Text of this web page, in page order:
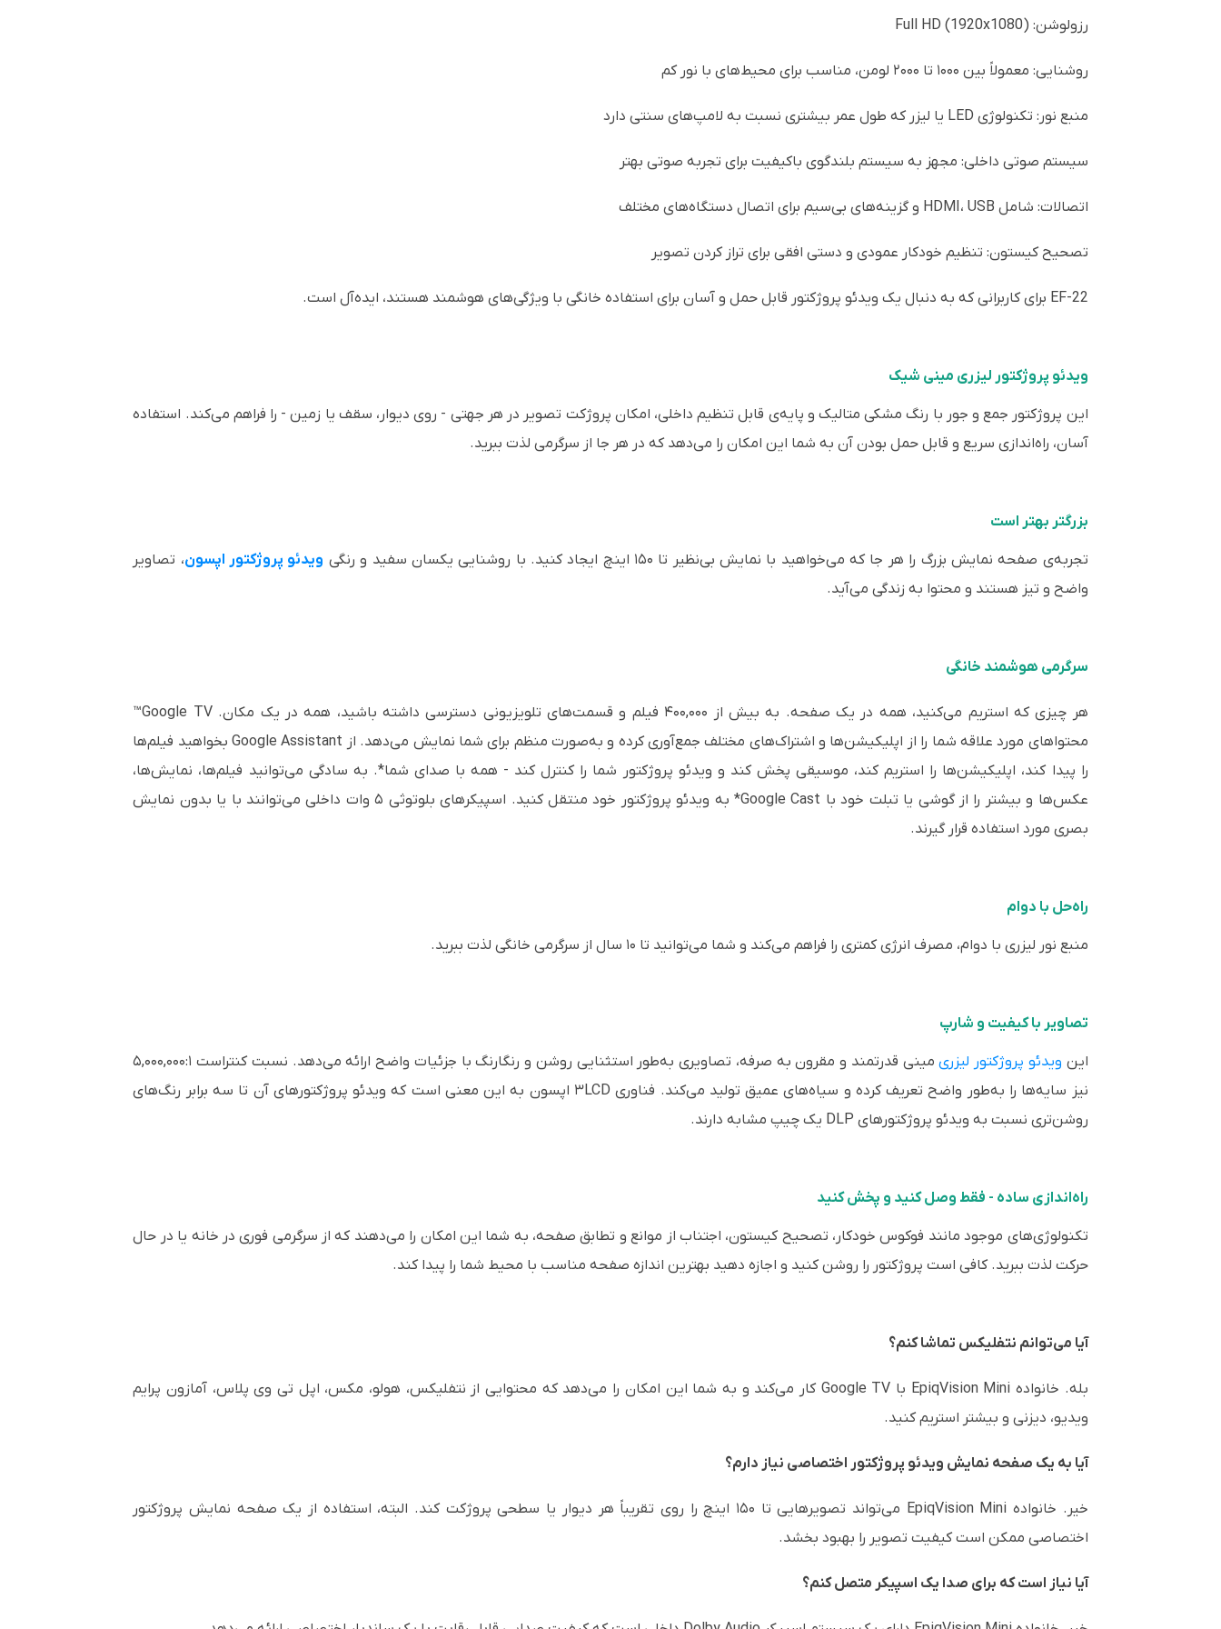
رزولوشن: Full HD (1920x1080)
روشنایی: معمولاً بین ۱۰۰۰ تا ۲۰۰۰ لومن، مناسب برای محیط‌های با نور کم
منبع نور: تکنولوژی LED یا لیزر که طول عمر بیشتری نسبت به لامپ‌های سنتی دارد
سیستم صوتی داخلی: مجهز به سیستم بلندگوی باکیفیت برای تجربه صوتی بهتر
اتصالات: شامل HDMI، USB و گزینه‌های بی‌سیم برای اتصال دستگاه‌های مختلف
تصحیح کیستون: تنظیم خودکار عمودی و دستی افقی برای تراز کردن تصویر
EF-22 برای کاربرانی که به دنبال یک ویدئو پروژکتور قابل حمل و آسان برای استفاده خانگی با ویژگی‌های هوشمند هستند، ایده‌آل است.
ویدئو پروژکتور لیزری مینی شیک
این پروژکتور جمع و جور با رنگ مشکی متالیک و پایه‌ی قابل تنظیم داخلی، امکان پروژکت تصویر در هر جهتی - روی دیوار، سقف یا زمین - را فراهم می‌کند. استفاده
آسان، راه‌اندازی سریع و قابل حمل بودن آن به شما این امکان را می‌دهد که در هر جا از سرگرمی لذت ببرید.
بزرگتر بهتر است
تجربه‌ی صفحه نمایش بزرگ را هر جا که می‌خواهید با نمایش بی‌نظیر تا ۱۵۰ اینچ ایجاد کنید. با روشنایی یکسان سفید و رنگی ویدئو پروژکتور اپسون، تصاویر
واضح و تیز هستند و محتوا به زندگی می‌آید.
سرگرمی هوشمند خانگی
هر چیزی که استریم می‌کنید، همه در یک صفحه. به بیش از ۴۰۰,۰۰۰ فیلم و قسمت‌های تلویزیونی دسترسی داشته باشید، همه در یک مکان. Google TV™
محتواهای مورد علاقه شما را از اپلیکیشن‌ها و اشتراک‌های مختلف جمع‌آوری کرده و به‌صورت منظم برای شما نمایش می‌دهد. از Google Assistant بخواهید فیلم‌ها
را پیدا کند، اپلیکیشن‌ها را استریم کند، موسیقی پخش کند و ویدئو پروژکتور شما را کنترل کند - همه با صدای شما*. به سادگی می‌توانید فیلم‌ها، نمایش‌ها،
عکس‌ها و بیشتر را از گوشی یا تبلت خود با Google Cast* به ویدئو پروژکتور خود منتقل کنید. اسپیکرهای بلوتوثی ۵ وات داخلی می‌توانند با یا بدون نمایش
بصری مورد استفاده قرار گیرند.
راه‌حل با دوام
منبع نور لیزری با دوام، مصرف انرژی کمتری را فراهم می‌کند و شما می‌توانید تا ۱۰ سال از سرگرمی خانگی لذت ببرید.
تصاویر با کیفیت و شارپ
این ویدئو پروژکتور لیزری
مینی قدرتمند و مقرون به صرفه، تصاویری به‌طور استثنایی روشن و رنگارنگ با جزئیات واضح ارائه می‌دهد. نسبت کنتراست ۵,۰۰۰,۰۰۰:۱
نیز سایه‌ها را به‌طور واضح تعریف کرده و سیاه‌های عمیق تولید می‌کند. فناوری ۳LCD اپسون به این معنی است که ویدئو پروژکتورهای آن تا سه برابر رنگ‌های
روشن‌تری نسبت به ویدئو پروژکتورهای DLP یک چیپ مشابه دارند.
راه‌اندازی ساده - فقط وصل کنید و پخش کنید
تکنولوژی‌های موجود مانند فوکوس خودکار، تصحیح کیستون، اجتناب از موانع و تطابق صفحه، به شما این امکان را می‌دهند که از سرگرمی فوری در خانه یا در حال
حرکت لذت ببرید. کافی است پروژکتور را روشن کنید و اجازه دهید بهترین اندازه صفحه مناسب با محیط شما را پیدا کند.
آیا می‌توانم نتفلیکس تماشا کنم؟
بله. خانواده EpiqVision Mini با Google TV کار می‌کند و به شما این امکان را می‌دهد که محتوایی از نتفلیکس، هولو، مکس، اپل تی وی پلاس، آمازون پرایم
ویدیو، دیزنی و بیشتر استریم کنید.
آیا به یک صفحه نمایش ویدئو پروژکتور اختصاصی نیاز دارم؟
خیر. خانواده EpiqVision Mini می‌تواند تصویرهایی تا ۱۵۰ اینچ را روی تقریباً هر دیوار یا سطحی پروژکت کند. البته، استفاده از یک صفحه نمایش پروژکتور
اختصاصی ممکن است کیفیت تصویر را بهبود بخشد.
آیا نیاز است که برای صدا یک اسپیکر متصل کنم؟